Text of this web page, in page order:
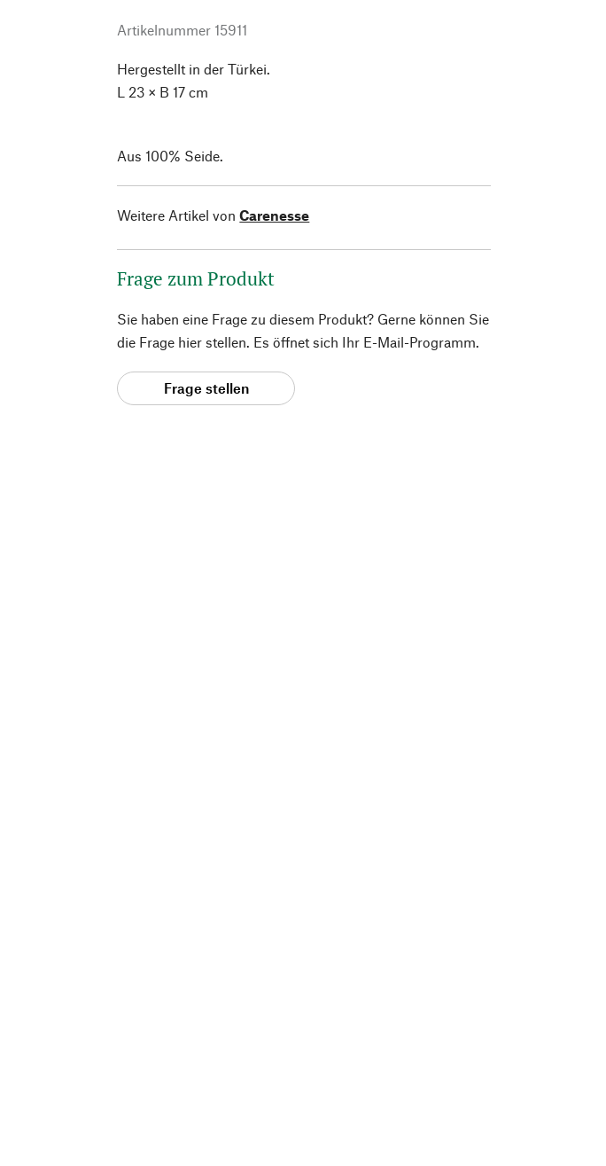
Artikelnummer 15911
Hergestellt in der Türkei.
L 23 × B 17 cm
Aus 100% Seide.
Weitere Artikel von Carenesse
Frage zum Produkt
Sie haben eine Frage zu diesem Produkt? Gerne können Sie
die Frage hier stellen. Es öffnet sich Ihr E-Mail-Programm.
Frage stellen